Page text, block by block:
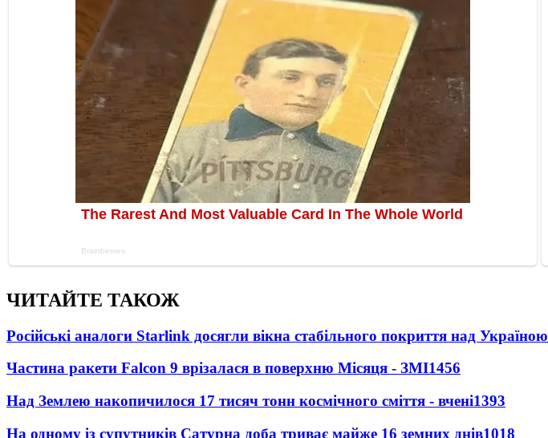
ЧИТАЙТЕ ТАКОЖ
Російські аналоги Starlink досягли вікна стабільного покриття над Україною
Частина ракети Falcon 9 врізалася в поверхню Місяця - ЗМІ1456
Над Землею накопичилося 17 тисяч тонн космічного сміття - вчені1393
На одному із супутників Сатурна доба триває майже 16 земних днів1018